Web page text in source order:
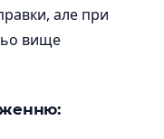
але при
вище